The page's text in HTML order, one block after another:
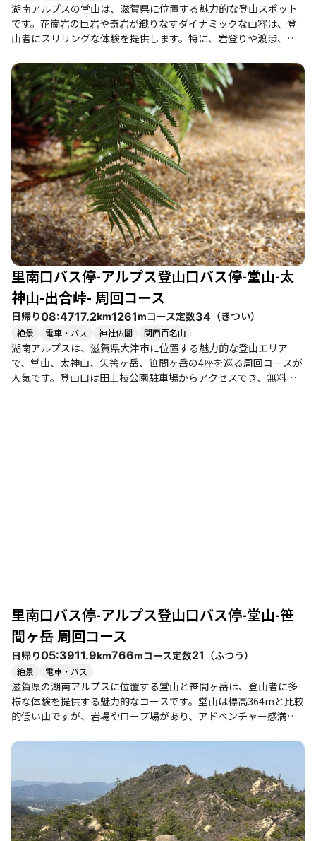
湖南アルプスの堂山は、滋賀県に位置する魅力的な登山スポット
です。花崗岩の巨岩や奇岩が織りなすダイナミックな山容は、登
山者にスリリングな体験を提供します。特に、岩登りや渡渉、鎖
満載で、まるでアスレチックのような楽しさがあります。 登山道
は整備されていますが、滑りやすい箇所も多いため、注意が必要
です。特に雨の日や湿った岩場では、慎重に足元を確認しながら
進むことが求められます。登山者たちの体験談からは、時折コー
スを見失ったり、急勾配に苦しむ場面もあったものの、仲間との
おしゃべりや休憩を楽しむことで、和やかな雰囲気が漂っていま
した。 山頂からは草津や大津の街並み、南湖の美しい眺望が広が
り、特に晴れた日にはその景色を独り占めすることができます。
また、春には色とりどりの花々が咲き誇り、特にヤマツツジの時
期にはその美しさが際立ちます。登山後には、近くの温泉や地元
のグルメを楽しむこともでき、充実した一日を過ごすことができ
ます。 初心者から健脚者まで、幅広いレベルの登山者におすすめ
のコースですが、特にグループでの参加が楽しさを倍増させるで
しょう。静かな山歩きを楽しむことができるため、自然の中での
癒しや開放感を求める方にもぴったりです。ぜひ、湖南アルプス
の堂山で特別な体験をしてみてはいかがでしょうか。
里南口バス停-アルプス登山口バス停-堂山-太
神山-出合峠- 周回コース
日帰り08:4717.2km1261mコース定数34 （きつい）
絶景 電車・バス 神社仏閣 関西百名山
湖南アルプスは、滋賀県大津市に位置する魅力的な登山エリア
で、堂山、太神山、矢筈ヶ岳、笹間ヶ岳の4座を巡る周回コースが
人気です。登山口は田上枝公園駐車場からアクセスでき、無料の
す。周辺には温泉やグルメスポットもあり、登山後の楽しみも豊
富です。 全体的に、湖南アルプスは変化に富んだ登山道で、達成
感を味わえるコースです。自然の美しさと歴史的な建物を同時に
楽しむことができる、素晴らしい登山体験が待っています。
里南口バス停-アルプス登山口バス停-堂山-笹
間ヶ岳 周回コース
日帰り05:3911.9km766mコース定数21 （ふつう）
絶景 電車・バス
滋賀県の湖南アルプスに位置する堂山と笹間ヶ岳は、登山者に多
様な体験を提供する魅力的なコースです。堂山は標高364mと比較
的低い山ですが、岩場やロープ場があり、アドベンチャー感満載
さを感じながら楽しむことができ、登山者からは「おもしろすぎ
て感動すら覚える」との声も上がっています。 山頂からは琵琶湖
や周囲の山々の絶景が広がり、特に晴れた日にはその美しさが際
立ちます。登山者たちは、山頂での食事中に突然現れる鳥に驚か
されるハプニングもあり、自然とのふれあいを楽しむことができ
ます。岩場での食事はスリルがあり、注意が必要ですが、開放感
と達成感を味わえる瞬間でもあります。 笹間ヶ岳への道も、ゴツ